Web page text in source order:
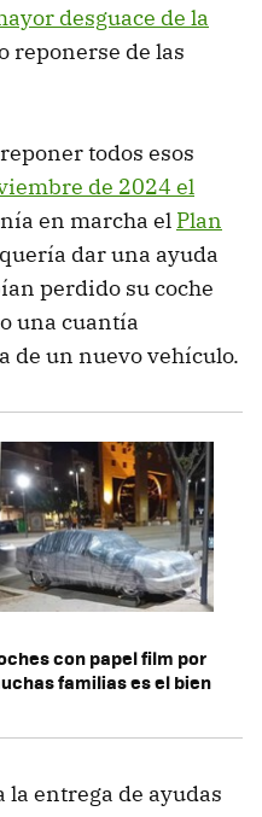
desguace de la
reponerse de las
todos esos
de 2024 el
en marcha el Plan
dar una ayuda
perdido su coche
una cuantía
de un nuevo vehículo.
con papel film por
familias es el bien
entrega de ayudas